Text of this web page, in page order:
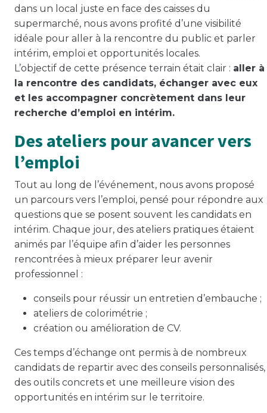
dans un local juste en face des caisses du
supermarché, nous avons profité d’une visibilité
idéale pour aller à la rencontre du public et parler
intérim, emploi et opportunités locales.
L’objectif de cette présence terrain était clair : aller à
la rencontre des candidats, échanger avec eux
et les accompagner concrètement dans leur
recherche d’emploi en intérim.
Des ateliers pour avancer vers
l’emploi
Tout au long de l’événement, nous avons proposé
un parcours vers l’emploi, pensé pour répondre aux
questions que se posent souvent les candidats en
intérim. Chaque jour, des ateliers pratiques étaient
animés par l’équipe afin d’aider les personnes
rencontrées à mieux préparer leur avenir
professionnel :
conseils pour réussir un entretien d’embauche ;
ateliers de colorimétrie ;
création ou amélioration de CV.
Ces temps d’échange ont permis à de nombreux
candidats de repartir avec des conseils personnalisés,
des outils concrets et une meilleure vision des
opportunités en intérim sur le territoire.